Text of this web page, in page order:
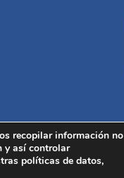
de Cookies
Inicio
recopilar información no
y así controlar
políticas de datos,